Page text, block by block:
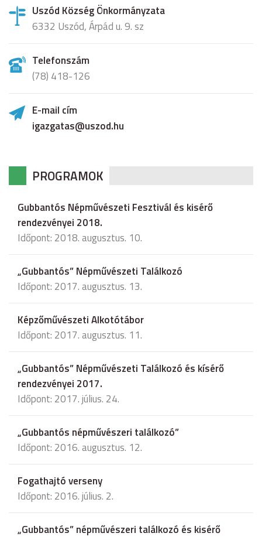
Uszód Község Önkormányzata
6332 Uszód, Árpád u. 9. sz
Telefonszám
(78) 418-126
E-mail cím
igazgatas@uszod.hu
PROGRAMOK
Gubbantós Népművészeti Fesztivál és kisérő
rendezvényei 2018.
Időpont: 2018. augusztus. 10.
„Gubbantós” Népművészeti Találkozó
Időpont: 2017. augusztus. 13.
Képzőművészeti Alkotótábor
Időpont: 2017. augusztus. 11.
„Gubbantós” Népművészeti Találkozó és kísérő
rendezvényei 2017.
Időpont: 2017. július. 24.
„Gubbantós népművészeri találkozó”
Időpont: 2016. augusztus. 12.
Fogathajtó verseny
Időpont: 2016. július. 2.
„Gubbantós” népművészeri találkozó és kisérő